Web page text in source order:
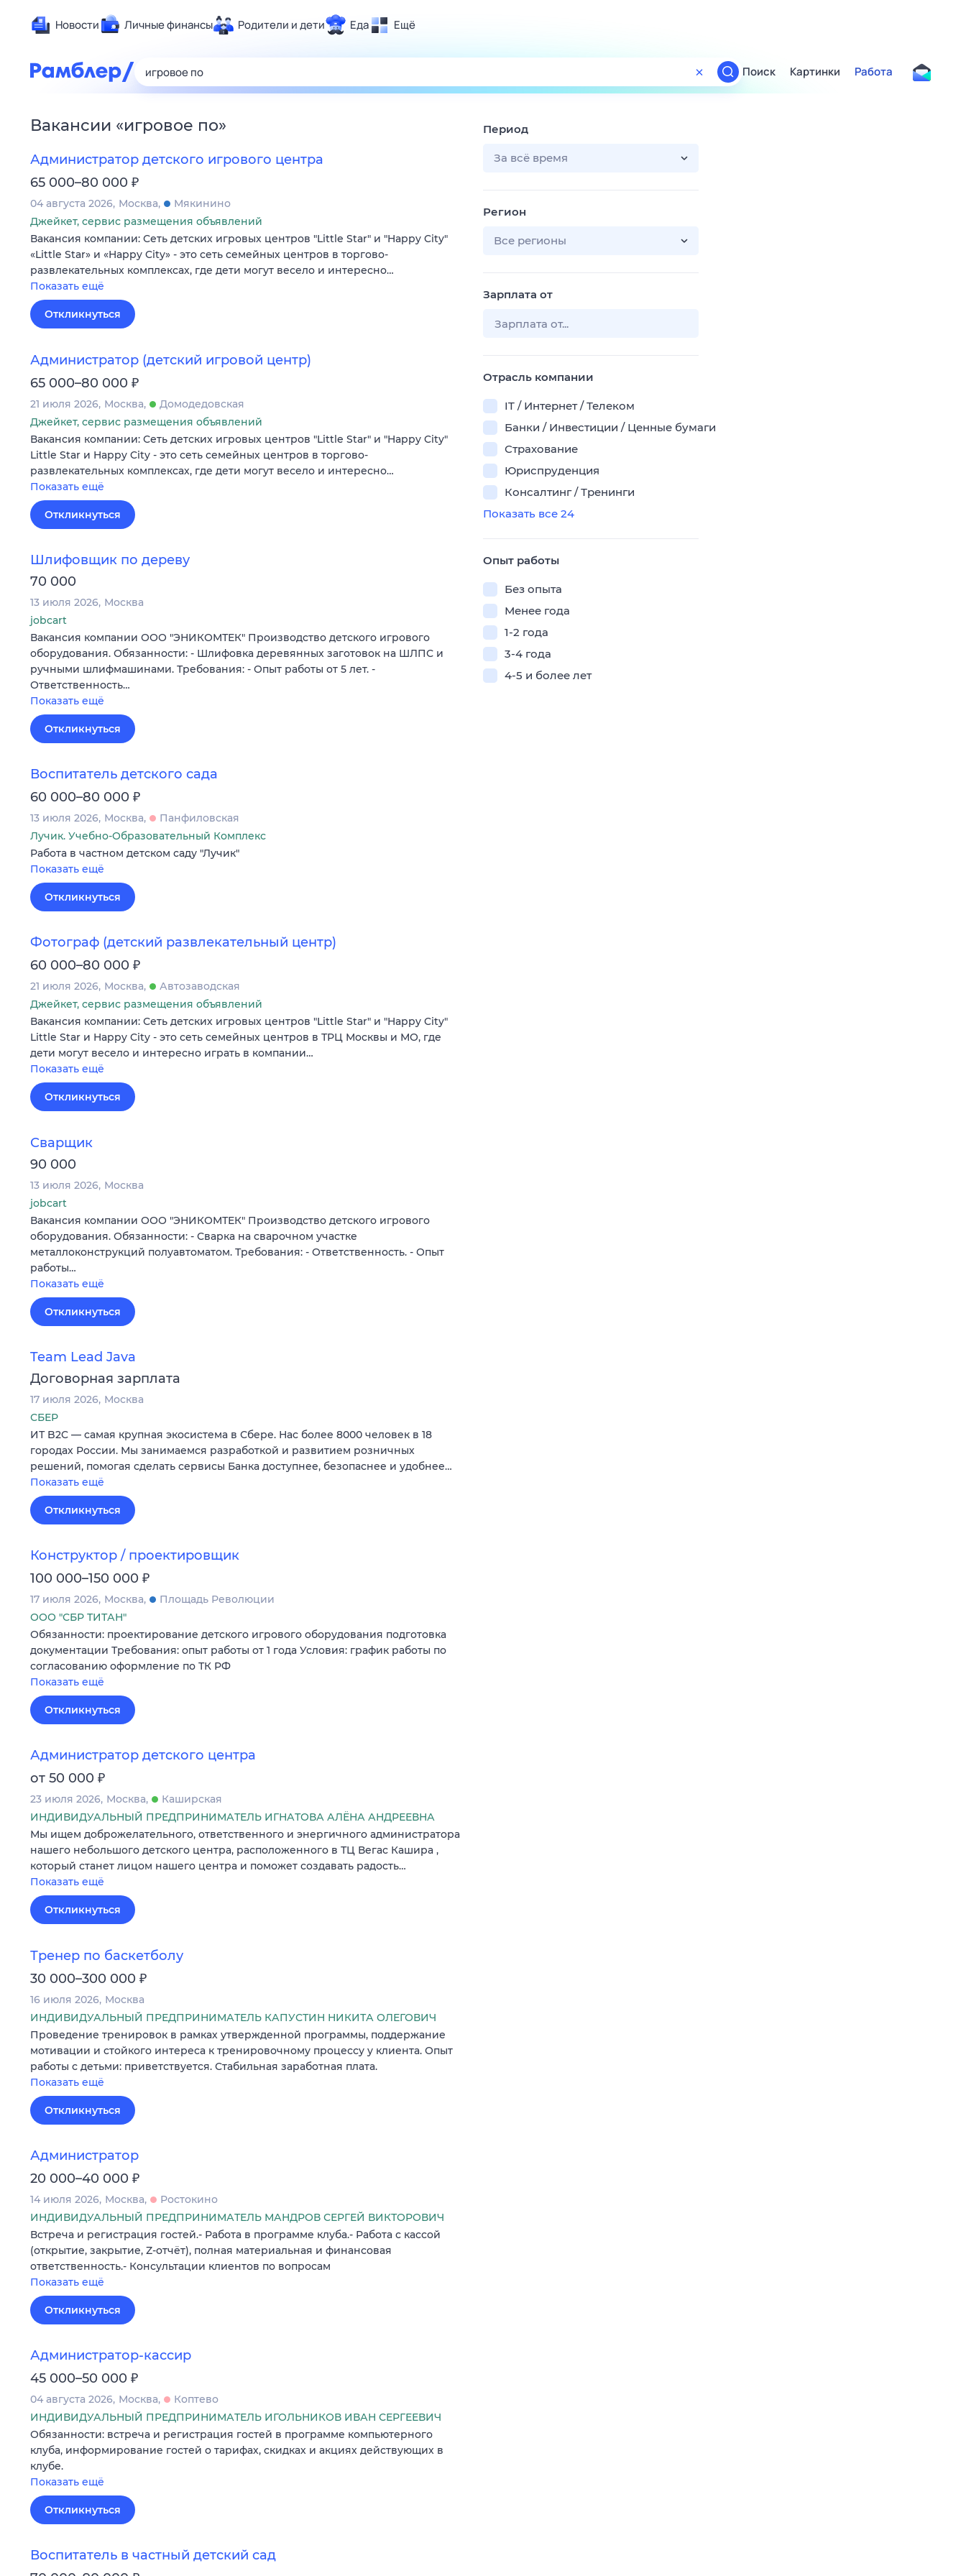
Новости Личные финансы Родители и дети Еда Ещё
Развлечения и отдых
Карьера
Сберегаем вместе
Гороскопы
Поиск
ТВ-программа
Поиск Картинки Работа
Вакансии «игровое по»
Администратор детского игрового центра
65 000–80 000 ₽
04 августа 2026 Москва
Мякинино
Джейкет, сервис размещения объявлений
Вакансия компании: Сеть детских игровых центров "Little Star" и "Happy City"
«Little Star» и «Happy City» - это сеть семейных центров в торгово-
развлекательных комплексах, где дети могут весело и интересно…
Показать ещё
Откликнуться
Администратор (детский игровой центр)
65 000–80 000 ₽
21 июля 2026 Москва
Домодедовская
Джейкет, сервис размещения объявлений
Вакансия компании: Сеть детских игровых центров "Little Star" и "Happy City"
Little Star и Happy City - это сеть семейных центров в торгово-
развлекательных комплексах, где дети могут весело и интересно…
Показать ещё
Откликнуться
Шлифовщик по дереву
70 000
13 июля 2026 Москва
jobcart
Вакансия компании ООО "ЭНИКОМТЕК" Производство детского игрового
оборудования. Обязанности: - Шлифовка деревянных заготовок на ШЛПС и
ручными шлифмашинами. Требования: - Опыт работы от 5 лет. -
Ответственность…
Показать ещё
Откликнуться
Воспитатель детского сада
60 000–80 000 ₽
13 июля 2026 Москва
Панфиловская
Лучик. Учебно-Образовательный Комплекс
Работа в частном детском саду "Лучик"
Показать ещё
Откликнуться
Фотограф (детский развлекательный центр)
60 000–80 000 ₽
21 июля 2026 Москва
Автозаводская
Джейкет, сервис размещения объявлений
Вакансия компании: Сеть детских игровых центров "Little Star" и "Happy City"
Little Star и Happy City - это сеть семейных центров в ТРЦ Москвы и МО, где
дети могут весело и интересно играть в компании…
Показать ещё
Откликнуться
Сварщик
90 000
13 июля 2026 Москва
jobcart
Вакансия компании ООО "ЭНИКОМТЕК" Производство детского игрового
оборудования. Обязанности: - Сварка на сварочном участке
металлоконструкций полуавтоматом. Требования: - Ответственность. - Опыт
работы…
Показать ещё
Откликнуться
Team Lead Java
Договорная зарплата
17 июля 2026 Москва
СБЕР
ИТ B2C — самая крупная экосистема в Сбере. Нас более 8000 человек в 18
городах России. Мы занимаемся разработкой и развитием розничных
решений, помогая сделать сервисы Банка доступнее, безопаснее и удобнее…
Показать ещё
Откликнуться
Конструктор / проектировщик
100 000–150 000 ₽
17 июля 2026 Москва
Площадь Революции
ООО "СБР ТИТАН"
Обязанности: проектирование детского игрового оборудования подготовка
документации Требования: опыт работы от 1 года Условия: график работы по
согласованию оформление по ТК РФ
Показать ещё
Откликнуться
Администратор детского центра
от 50 000 ₽
23 июля 2026 Москва
Каширская
ИНДИВИДУАЛЬНЫЙ ПРЕДПРИНИМАТЕЛЬ ИГНАТОВА АЛЁНА АНДРЕЕВНА
Мы ищем доброжелательного, ответственного и энергичного администратора
нашего небольшого детского центра, расположенного в ТЦ Вегас Кашира ,
который станет лицом нашего центра и поможет создавать радость…
Показать ещё
Откликнуться
Тренер по баскетболу
30 000–300 000 ₽
16 июля 2026 Москва
ИНДИВИДУАЛЬНЫЙ ПРЕДПРИНИМАТЕЛЬ КАПУСТИН НИКИТА ОЛЕГОВИЧ
Проведение тренировок в рамках утвержденной программы, поддержание
мотивации и стойкого интереса к тренировочному процессу у клиента. Опыт
работы с детьми: приветствуется. Стабильная заработная плата.
Показать ещё
Откликнуться
Администратор
20 000–40 000 ₽
14 июля 2026 Москва
Ростокино
ИНДИВИДУАЛЬНЫЙ ПРЕДПРИНИМАТЕЛЬ МАНДРОВ СЕРГЕЙ ВИКТОРОВИЧ
Встреча и регистрация гостей.- Работа в программе клуба.- Работа с кассой
(открытие, закрытие, Z-отчёт), полная материальная и финансовая
ответственность.- Консультации клиентов по вопросам
Показать ещё
Откликнуться
Администратор-кассир
45 000–50 000 ₽
04 августа 2026 Москва
Коптево
ИНДИВИДУАЛЬНЫЙ ПРЕДПРИНИМАТЕЛЬ ИГОЛЬНИКОВ ИВАН СЕРГЕЕВИЧ
Обязанности: встреча и регистрация гостей в программе компьютерного
клуба, информирование гостей о тарифах, скидках и акциях действующих в
клубе.
Показать ещё
Откликнуться
Воспитатель в частный детский сад
Период
За всё время
Регион
Все регионы
Зарплата от
Отрасль компании
IT / Интернет / Телеком
Банки / Инвестиции / Ценные бумаги
Страхование
Юриспруденция
Консалтинг / Тренинги
Показать все 24
Опыт работы
Без опыта
Менее года
1-2 года
3-4 года
4-5 и более лет